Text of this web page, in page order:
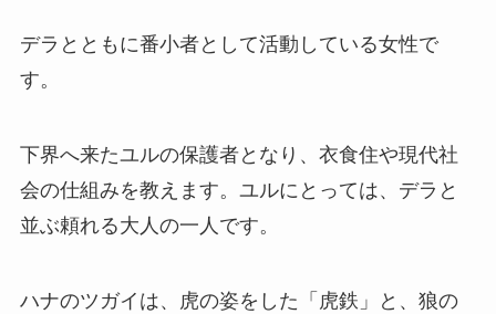
デラとともに番小者として活動している女性で
す。
下界へ来たユルの保護者となり、衣食住や現代社
会の仕組みを教えます。ユルにとっては、デラと
並ぶ頼れる大人の一人です。
ハナのツガイは、虎の姿をした「虎鉄」と、狼の